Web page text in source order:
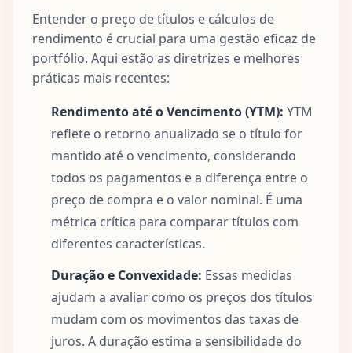
Entender o preço de títulos e cálculos de
rendimento é crucial para uma gestão eficaz de
portfólio. Aqui estão as diretrizes e melhores
práticas mais recentes:
Rendimento até o Vencimento (YTM): YTM
reflete o retorno anualizado se o título for
mantido até o vencimento, considerando
todos os pagamentos e a diferença entre o
preço de compra e o valor nominal. É uma
métrica crítica para comparar títulos com
diferentes características.
Duração e Convexidade: Essas medidas
ajudam a avaliar como os preços dos títulos
mudam com os movimentos das taxas de
juros. A duração estima a sensibilidade do